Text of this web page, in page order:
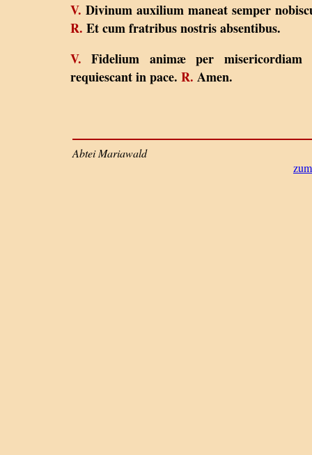
V. Divinum auxilium maneat semper
R. Et cum fratribus nostris absentibus.
V. Fidelium animæ per misericordiam
requiescant in pace. R. Amen.
Abtei Mariawald